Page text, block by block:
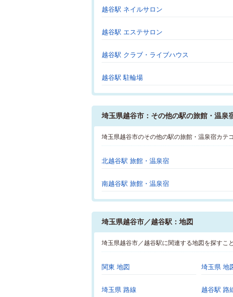
越谷駅 ネイルサロン
越谷駅 エステサロン
越谷駅 クラブ・ライブハウス
越谷駅 駐輪場
埼玉県越谷市：その他の駅の旅館・温泉
埼玉県越谷市のその他の駅の旅館・温泉宿カテ
北越谷駅 旅館・温泉宿
南越谷駅 旅館・温泉宿
埼玉県越谷市／越谷駅：地図
埼玉県越谷市／越谷駅に関連する地図を探すこ
関東 地図 埼玉県 地
埼玉県 路線 越谷駅 路